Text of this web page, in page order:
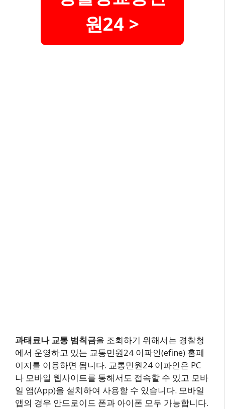
원24 >
과태료나 교통 범칙금을 조회하기 위해서는 경찰청
에서 운영하고 있는 교통민원24 이파인(efine) 홈페
이지를 이용하면 됩니다. 교통민원24 이파인은 PC
나 모바일 웹사이트를 통해서도 접속할 수 있고 모바
일 앱(App)을 설치하여 사용할 수 있습니다. 모바일
앱의 경우 안드로이드 폰과 아이폰 모두 가능합니다.